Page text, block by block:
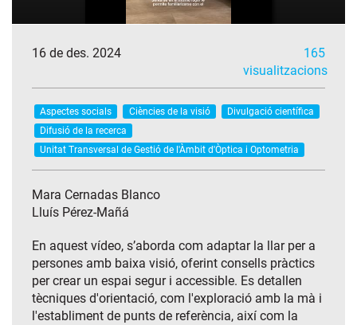
16 de des. 2024
165
visualitzacions
Aspectes socials Ciències de la visió
Divulgació científica
Difusió de la recerca
Unitat Transversal de Gestió de l'Àmbit d'Òptica i Optometria
Mara Cernadas Blanco
Lluís Pérez-Mañá
En aquest vídeo, s’aborda com adaptar la llar per a
persones amb baixa visió, oferint consells pràctics
per crear un espai segur i accessible. Es detallen
tècniques d'orientació, com l'exploració amb la mà i
l'establiment de punts de referència, així com la